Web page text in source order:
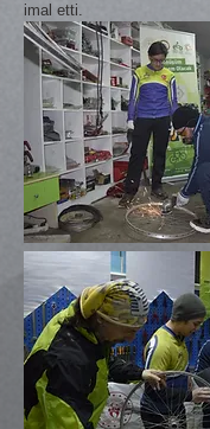
imal etti.